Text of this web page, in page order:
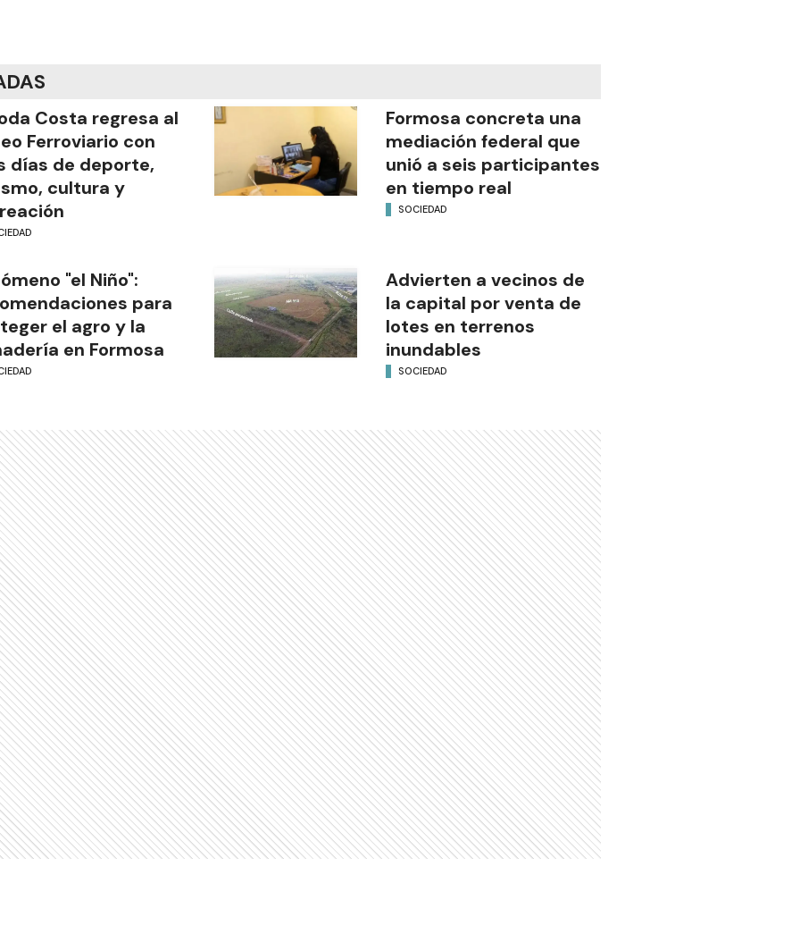
Costa regresa al
Ferroviario con
días de deporte,
cultura y
Formosa concreta una
mediación federal que
unió a seis participantes
en tiempo real
SOCIEDAD
"el Niño":
para
el agro y la
en Formosa
Advierten a vecinos de
la capital por venta de
lotes en terrenos
inundables
SOCIEDAD